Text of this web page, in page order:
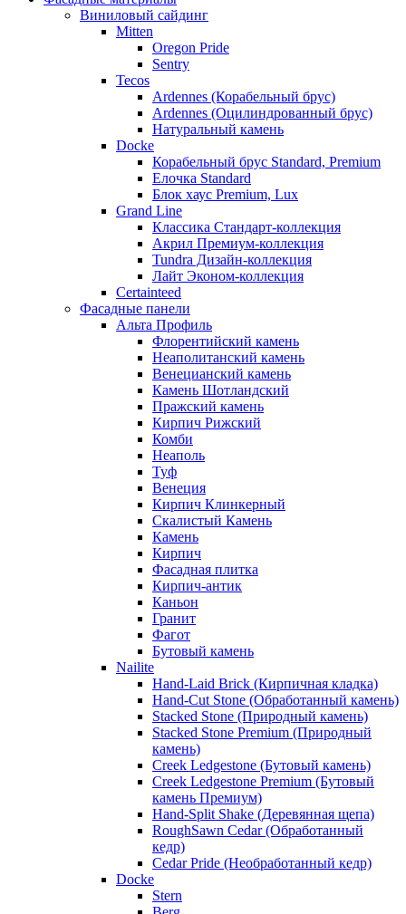
Виниловый сайдинг
Mitten
Oregon Pride
Sentry
Tecos
Ardennes (Корабельный брус)
Ardennes (Оцилиндрованный брус)
Натуральный камень
Docke
Корабельный брус Standard, Premium
Елочка Standard
Блок хаус Premium, Lux
Grand Line
Классика Стандарт-коллекция
Акрил Премиум-коллекция
Tundra Дизайн-коллекция
Лайт Эконом-коллекция
Certainteed
Фасадные панели
Альта Профиль
Флорентийский камень
Неаполитанский камень
Венецианский камень
Камень Шотландский
Пражский камень
Кирпич Рижский
Комби
Неаполь
Туф
Венеция
Кирпич Клинкерный
Скалистый Камень
Камень
Кирпич
Фасадная плитка
Кирпич-антик
Каньон
Гранит
Фагот
Бутовый камень
Nailite
Hand-Laid Brick (Кирпичная кладка)
Hand-Cut Stone (Обработанный камень)
Stacked Stone (Природный камень)
Stacked Stone Premium (Природный
камень)
Creek Ledgestone (Бутовый камень)
Creek Ledgestone Premium (Бутовый
камень Премиум)
Hand-Split Shake (Деревянная щепа)
RoughSawn Cedar (Обработанный
кедр)
Cedar Pride (Необработанный кедр)
Docke
Stern